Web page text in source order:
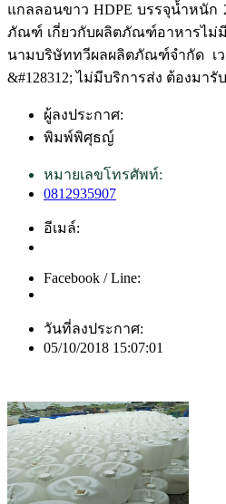
แกลลอนขาว HDPE บรรจุน้ำหนัก
ภัณฑ์ เกี่ยวกับผลิตภัณฑ์อาหารไม่มีส
นามบริษัททวีผลผลิตภัณฑ์จำกัด เว
&#128312; ไม่มีบริการส่ง ต้องมา
ผู้ลงประกาศ:
พิมพ์พิศุธญ์
หมายเลขโทรศัพท์:
0812935907
อีเมล์:
Facebook / Line:
วันที่ลงประกาศ:
05/10/2018 15:07:01